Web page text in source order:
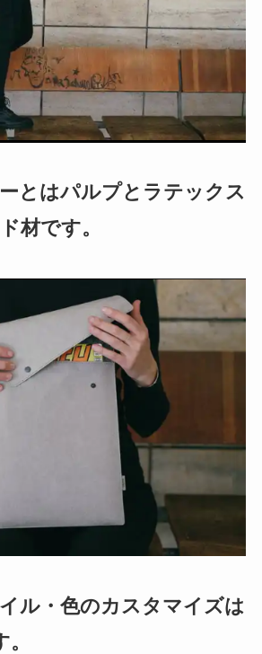
とはパルプとラテックス
材です。
ル・色のカスタマイズは